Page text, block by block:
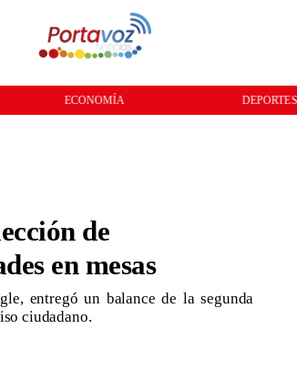
DEPORTES CULTURA
de
en mesas
entregó un balance de la segunda
ciudadano.